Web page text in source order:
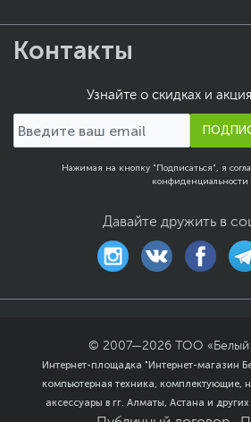
Контакты
Узнайте о скидках и
Нажимая на кнопку "Подписаться", я
конфиденциальности
Давайте дружить в
© 2007—2026
ТОО «Белый
Интернет-площадка "Интернет-магазин
компьютерная техника, комплектующие,
аксессуары в гг. Алматы, Астана и